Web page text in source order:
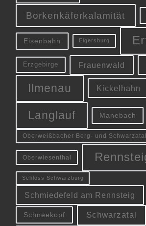
Borkenkäferkalamität
Eisenbahn Elgersburg
Erzgebirge Frauenwald
Ilmenau Kickelhahn
Langlauf Manebach
Oberweißbacher Berg- und
Oberwiesenthal
Schloss Schwarzburg
Schmiedefeld am Rennsteig
Schneekopf Schwarzatal